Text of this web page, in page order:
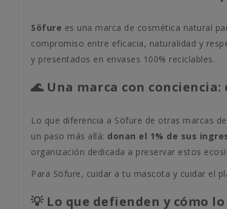
Söfure es una marca de cosmética natural
compromiso entre eficacia, naturalidad y
y presentados en envases 100% reciclables.
🌊 Una marca con
Lo que diferencia a Söfure de otras marcas
un paso más allá: donan el 1% de sus
organización dedicada a preservar estos
Para Söfure, cuidar a tu mascota y cuidar el
💡 Lo que defienden y cómo